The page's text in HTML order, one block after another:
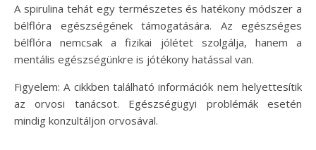
A spirulina tehát egy természetes és hatékony módszer a
bélflóra egészségének támogatására. Az egészséges
bélflóra nemcsak a fizikai jólétet szolgálja, hanem a
mentális egészségünkre is jótékony hatással van.
Figyelem: A cikkben található információk nem helyettesítik
az orvosi tanácsot. Egészségügyi problémák esetén
mindig konzultáljon orvosával.